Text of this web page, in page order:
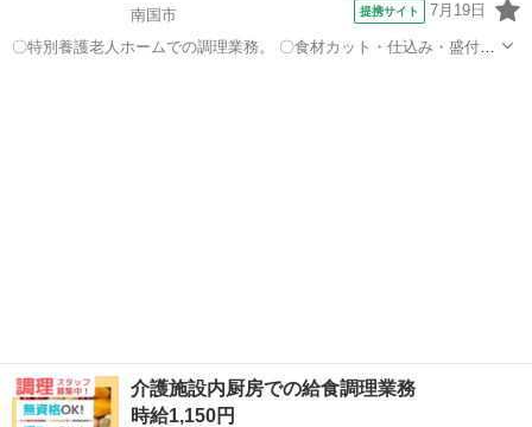
南国市
提携サイト 7月19日
〇特別養護老人ホームでの調理業務。 〇食材カット・仕込み・盛付
介護施設内厨房での給食調理業務
時給1,150円